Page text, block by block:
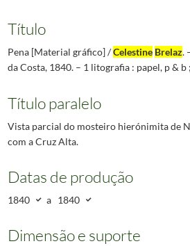
Título
Pena [Material gráfico] /Celestine Brelaz.
da Costa, 1840. – 1 litografia : papel, p & b
Título paralelo
Vista parcial do mosteiro hierónimita de
com a Cruz Alta.
Datas de produção
1840 a 1840
Dimensão e suporte